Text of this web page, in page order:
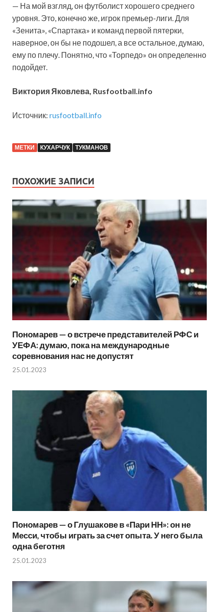
— На мой взгляд, он футболист хорошего среднего
уровня. Это, конечно же, игрок премьер-лиги. Для
«Зенита», «Спартака» и команд первой пятерки,
наверное, он бы не подошел, а все остальное, думаю,
ему по плечу. Понятно, что «Торпедо» он определенно
подойдет.
Виктория Яковлева, Rusfootball.info
Источник: rusfootball.info
МЕТКИ КУХАРЧУК ТУКМАНОВ
ПОХОЖИЕ ЗАПИСИ
Пономарев — о встрече представителей РФС и
УЕФА: думаю, пока на международные
соревнования нас не допустят
25.01.2023
Пономарев — о Глушакове в «Пари НН»: он не
Месси, чтобы играть за счет опыта. У него была
одна беготня
25.01.2023